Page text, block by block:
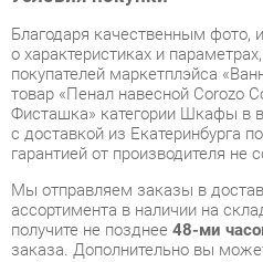
Фисташка» категории Шкафы в
с доставкой из Екатеринбурга по
гарантией от производителя не
Мы отправляем заказы в
ассортимента в наличии на
получите не позднее48-ми часов
заказа. Дополнительно вы
и сборку мебельных изделий.
Срок доставки в другие регионы,
на складах производителей,
Уточнить наличие, срок и
через формуобратной связи.